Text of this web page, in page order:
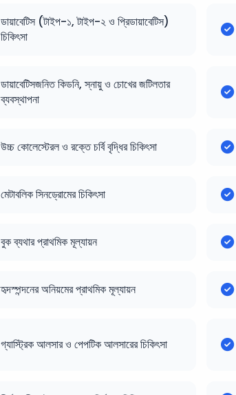
ডায়াবেটিস (টাইপ-১, টাইপ-২ ও প্রিডায়াবেটিস)
চিকিৎসা
ডায়াবেটিসজনিত কিডনি, স্নায়ু ও চোখের জটিলতার
ব্যবস্থাপনা
উচ্চ কোলেস্টেরল ও রক্তে চর্বি বৃদ্ধির চিকিৎসা
মেটাবলিক সিনড্রোমের চিকিৎসা
বুক ব্যথার প্রাথমিক মূল্যায়ন
হৃদস্পন্দনের অনিয়মের প্রাথমিক মূল্যায়ন
গ্যাস্ট্রিক আলসার ও পেপটিক আলসারের চিকিৎসা